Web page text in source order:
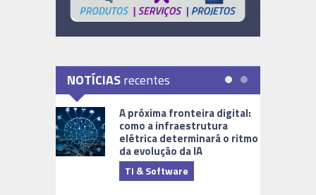
NOTÍCIASrecentes
A próxima fronteira digital:
como a infraestrutura
elétrica determinará o ritmo
da evolução da IA
TI & Software